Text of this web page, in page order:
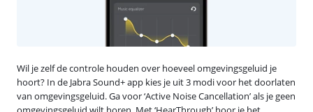
Wil je zelf de controle houden over hoeveel omgevingsgeluid je
hoort? In de Jabra Sound+ app kies je uit 3 modi voor het doorlaten
van omgevingsgeluid. Ga voor ‘Active Noise Cancellation’ als je geen